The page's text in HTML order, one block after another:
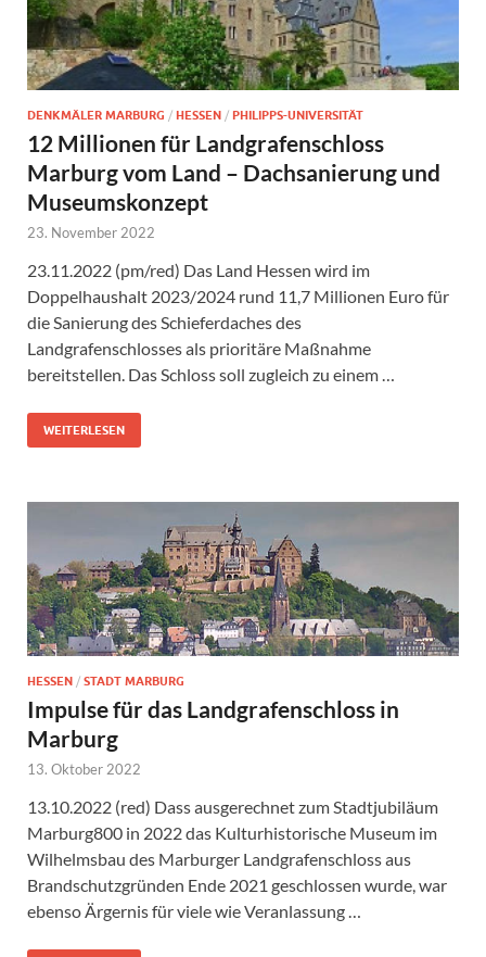
DENKMÄLER MARBURG / HESSEN / PHILIPPS-UNIVERSITÄT
12 Millionen für Landgrafenschloss
Marburg vom Land – Dachsanierung und
Museumskonzept
23. November 2022
23.11.2022 (pm/red) Das Land Hessen wird im
Doppelhaushalt 2023/2024 rund 11,7 Millionen Euro für
die Sanierung des Schieferdaches des
Landgrafenschlosses als prioritäre Maßnahme
bereitstellen. Das Schloss soll zugleich zu einem …
WEITERLESEN
HESSEN / STADT MARBURG
Impulse für das Landgrafenschloss in
Marburg
13. Oktober 2022
13.10.2022 (red) Dass ausgerechnet zum Stadtjubiläum
Marburg800 in 2022 das Kulturhistorische Museum im
Wilhelmsbau des Marburger Landgrafenschloss aus
Brandschutzgründen Ende 2021 geschlossen wurde, war
ebenso Ärgernis für viele wie Veranlassung …